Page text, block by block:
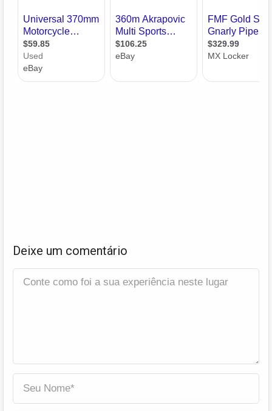
Deixe um comentário